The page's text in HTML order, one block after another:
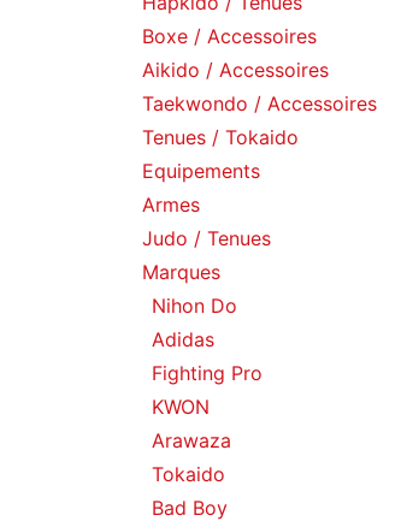
Boxe / Accessoires
Aikido / Accessoires
Taekwondo / Accessoires
Tenues / Tokaido
Equipements
Armes
Judo / Tenues
Marques
Nihon Do
Adidas
Fighting Pro
KWON
Arawaza
Tokaido
Bad Boy